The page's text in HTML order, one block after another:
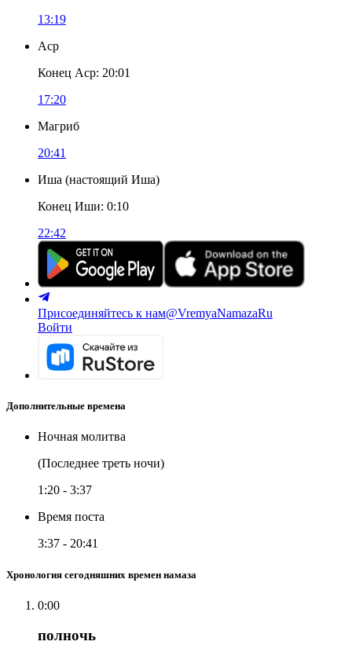
13:19
Аср
Конец Аср: 20:01
17:20
Магриб
20:41
Иша (настоящий Иша)
Конец Иши: 0:10
22:42
Присоединяйтесь к нам@VremyaNamazaRu
Войти
Дополнительные времена
Ночная молитва
(Последнее треть ночи)
1:20 - 3:37
Время поста
3:37 - 20:41
Хронология сегодняшних времен намаза
0:00
полночь